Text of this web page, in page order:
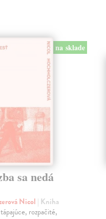
na sklade
sa nedá
Nicol | Kniha
rozpačité,